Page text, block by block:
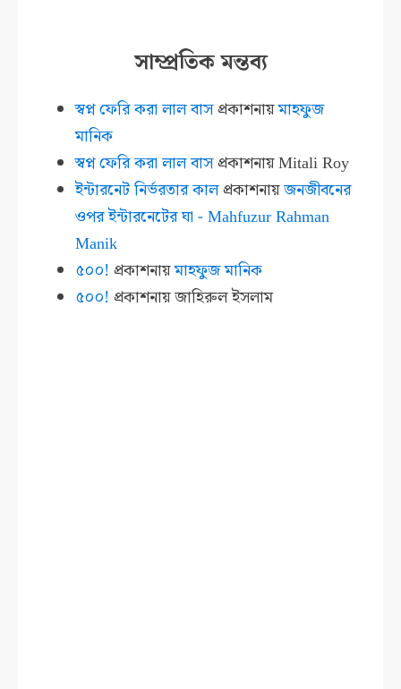
সাম্প্রতিক মন্তব্য
স্বপ্ন ফেরি করা লাল বাসপ্রকাশনায়মাহফুজ
মানিক
স্বপ্ন ফেরি করা লাল বাসপ্রকাশনায়Mitali Roy
ইন্টারনেট নির্ভরতার কালপ্রকাশনায়জনজীবনের
ওপর ইন্টারনেটের ঘা - Mahfuzur Rahman
Manik
৫০০! প্রকাশনায়মাহফুজ মানিক
৫০০! প্রকাশনায়জাহিরুল ইসলাম